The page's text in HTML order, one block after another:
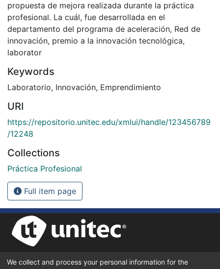
propuesta de mejora realizada durante la práctica
profesional. La cuál, fue desarrollada en el
departamento del programa de aceleración, Red de
innovación, premio a la innovación tecnológica,
laborator
Keywords
Laboratorio, Innovación, Emprendimiento
URI
https://repositorio.unitec.edu/xmlui/handle/123456789
/12248
Collections
Práctica Profesional
Full item page
UNIVERSIDAD TECNOLÓGICA CENTROAMERICANA UNITEC
We collect and process your personal information for the